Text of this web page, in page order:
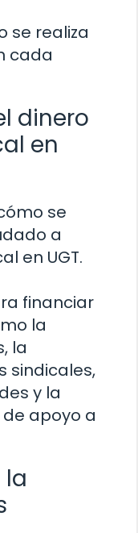
se realiza
cada
dinero
en
se
a
en UGT.
financiar
la
la
sindicales,
y la
apoyo a
la